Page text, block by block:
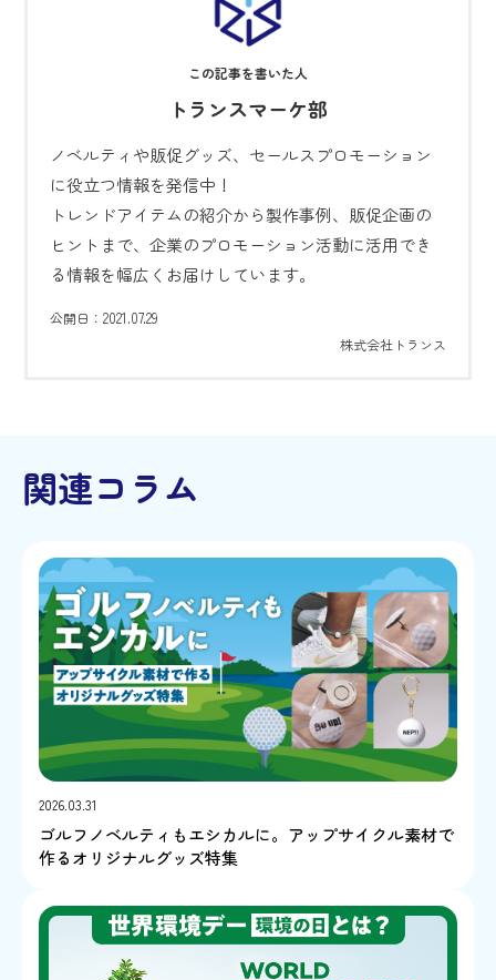
トランスマーケ部
ノベルティや販促グッズ、セールスプロモーション
に役立つ情報を発信中！
トレンドアイテムの紹介から製作事例、販促企画の
ヒントまで、企業のプロモーション活動に活用でき
る情報を幅広くお届けしています。
公開日：2021.07.29
株式会社トランス
関連コラム
2026.03.31
ゴルフノベルティもエシカルに。アップサイクル素材で
作るオリジナルグッズ特集